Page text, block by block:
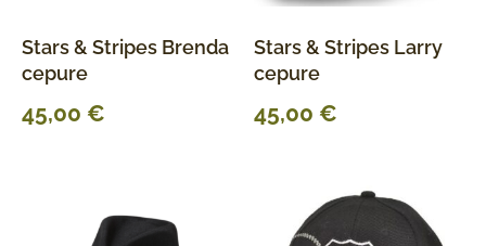
Stars & Stripes Brenda
cepure
45,00 €
Stars & Stripes Larry
cepure
45,00 €